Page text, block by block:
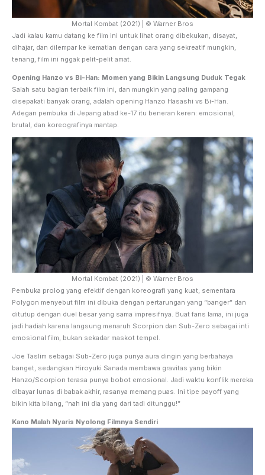
Mortal Kombat (2021) | © Warner Bros
Jadi kalau kamu datang ke film ini untuk lihat orang dibekukan, disayat,
dihajar, dan dilempar ke kematian dengan cara yang sekreatif mungkin,
tenang, film ini nggak pelit-pelit amat.
Opening Hanzo vs Bi-Han: Momen yang Bikin Langsung Duduk Tegak
Salah satu bagian terbaik film ini, dan mungkin yang paling gampang
disepakati banyak orang, adalah opening Hanzo Hasashi vs Bi-Han.
Adegan pembuka di Jepang abad ke-17 itu beneran keren: emosional,
brutal, dan koreografinya mantap.
Mortal Kombat (2021) | © Warner Bros
Pembuka prolog yang efektif dengan koreografi yang kuat, sementara
Polygon menyebut film ini dibuka dengan pertarungan yang “banger” dan
ditutup dengan duel besar yang sama impresifnya. Buat fans lama, ini juga
jadi hadiah karena langsung menaruh Scorpion dan Sub-Zero sebagai inti
emosional film, bukan sekadar maskot tempel.
Joe Taslim sebagai Sub-Zero juga punya aura dingin yang berbahaya
banget, sedangkan Hiroyuki Sanada membawa gravitas yang bikin
Hanzo/Scorpion terasa punya bobot emosional. Jadi waktu konflik mereka
dibayar lunas di babak akhir, rasanya memang puas. Ini tipe payoff yang
bikin kita bilang, “nah ini dia yang dari tadi ditunggu!”
Kano Malah Nyaris Nyolong Filmnya Sendiri